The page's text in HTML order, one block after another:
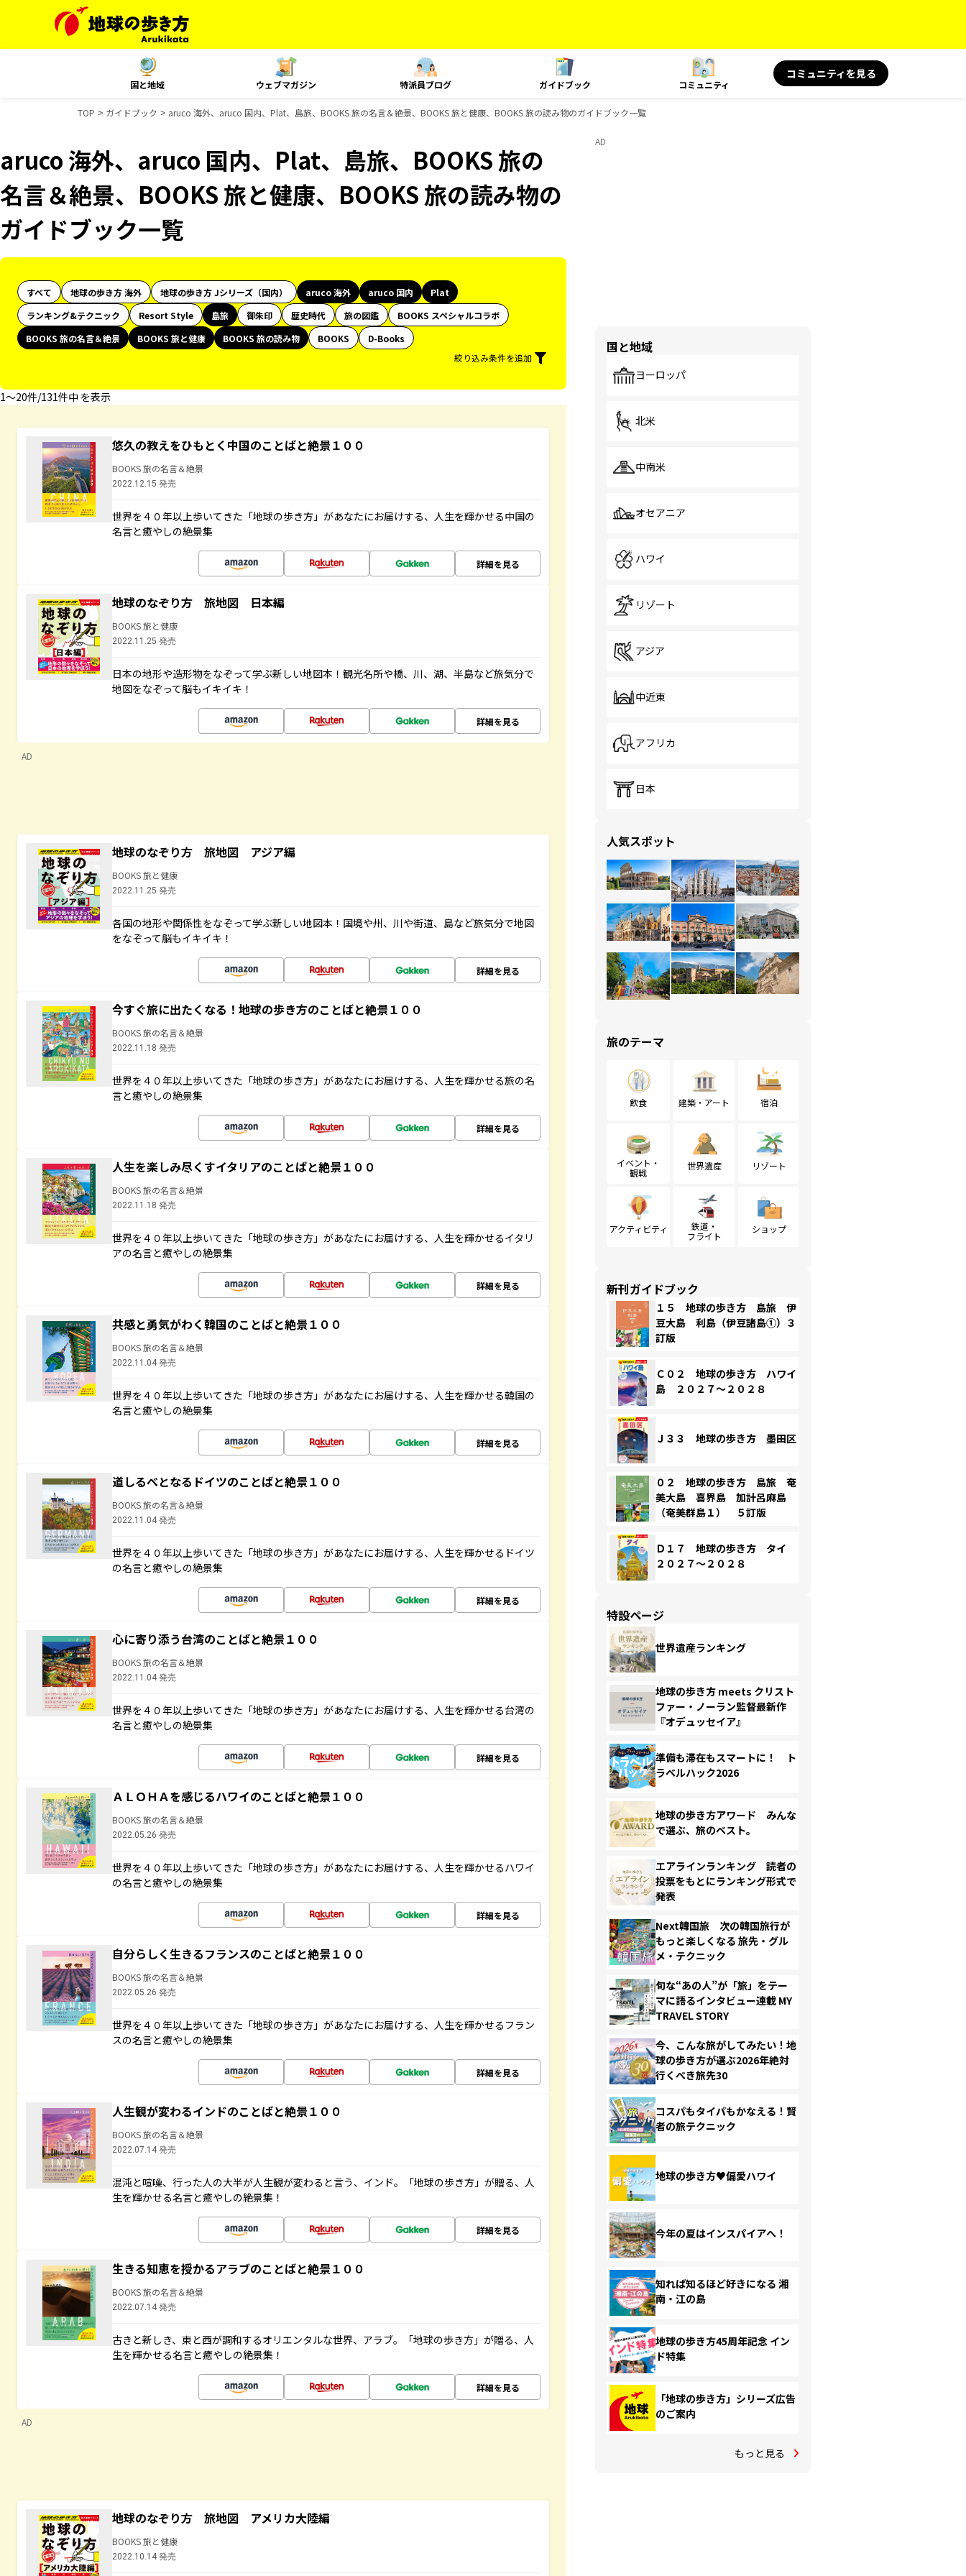
国と地域 ウェブマガジン 特派員ブログ ガイドブック コミュニティ
コミュニティを見る
TOP ガイドブック aruco 海外、aruco 国内、Plat、島旅、BOOKS 旅の名言＆絶景、BOOKS 旅と健康、BOOKS 旅の読み物のガイドブック一覧
aruco 海外、aruco 国内、Plat、島旅、BOOKS 旅の
名言＆絶景、BOOKS 旅と健康、BOOKS 旅の読み物の
ガイドブック一覧
すべて 地球の歩き方 海外 地球の歩き方 Jシリーズ（国内） aruco 海外 aruco 国内
Plat
ランキング&テクニック
Resort Style 島旅 御朱印 歴史時代 旅の図鑑
BOOKS スペシャルコラボ
BOOKS 旅の名言＆絶景
BOOKS 旅と健康 BOOKS 旅の読み物 BOOKS
D-Books
絞り込み条件を追加
1〜20件/131件中 を表示
悠久の教えをひもとく中国のことばと絶景１００
BOOKS 旅の名言＆絶景
2022.12.15 発売
世界を４０年以上歩いてきた「地球の歩き方」があなたにお届けする、人生を輝かせる中国の
名言と癒やしの絶景集
詳細を見る
地球のなぞり方 旅地図 日本編
BOOKS 旅と健康
2022.11.25 発売
日本の地形や造形物をなぞって学ぶ新しい地図本！観光名所や橋、川、湖、半島など旅気分で
地図をなぞって脳もイキイキ！
詳細を見る
AD
地球のなぞり方 旅地図 アジア編
BOOKS 旅と健康
2022.11.25 発売
各国の地形や関係性をなぞって学ぶ新しい地図本！国境や州、川や街道、島など旅気分で地図
をなぞって脳もイキイキ！
詳細を見る
今すぐ旅に出たくなる！地球の歩き方のことばと絶景１００
BOOKS 旅の名言＆絶景
2022.11.18 発売
世界を４０年以上歩いてきた「地球の歩き方」があなたにお届けする、人生を輝かせる旅の名
言と癒やしの絶景集
詳細を見る
人生を楽しみ尽くすイタリアのことばと絶景１００
BOOKS 旅の名言＆絶景
2022.11.18 発売
世界を４０年以上歩いてきた「地球の歩き方」があなたにお届けする、人生を輝かせるイタリ
アの名言と癒やしの絶景集
詳細を見る
共感と勇気がわく韓国のことばと絶景１００
BOOKS 旅の名言＆絶景
2022.11.04 発売
世界を４０年以上歩いてきた「地球の歩き方」があなたにお届けする、人生を輝かせる韓国の
名言と癒やしの絶景集
詳細を見る
道しるべとなるドイツのことばと絶景１００
BOOKS 旅の名言＆絶景
2022.11.04 発売
世界を４０年以上歩いてきた「地球の歩き方」があなたにお届けする、人生を輝かせるドイツ
の名言と癒やしの絶景集
詳細を見る
心に寄り添う台湾のことばと絶景１００
BOOKS 旅の名言＆絶景
2022.11.04 発売
世界を４０年以上歩いてきた「地球の歩き方」があなたにお届けする、人生を輝かせる台湾の
名言と癒やしの絶景集
詳細を見る
ＡＬＯＨＡを感じるハワイのことばと絶景１００
BOOKS 旅の名言＆絶景
2022.05.26 発売
世界を４０年以上歩いてきた「地球の歩き方」があなたにお届けする、人生を輝かせるハワイ
の名言と癒やしの絶景集
詳細を見る
自分らしく生きるフランスのことばと絶景１００
BOOKS 旅の名言＆絶景
2022.05.26 発売
世界を４０年以上歩いてきた「地球の歩き方」があなたにお届けする、人生を輝かせるフラン
スの名言と癒やしの絶景集
詳細を見る
人生観が変わるインドのことばと絶景１００
BOOKS 旅の名言＆絶景
2022.07.14 発売
混沌と喧噪、行った人の大半が人生観が変わると言う、インド。「地球の歩き方」が贈る、人
生を輝かせる名言と癒やしの絶景集！
詳細を見る
生きる知恵を授かるアラブのことばと絶景１００
BOOKS 旅の名言＆絶景
2022.07.14 発売
古きと新しき、東と西が調和するオリエンタルな世界、アラブ。「地球の歩き方」が贈る、人
生を輝かせる名言と癒やしの絶景集！
詳細を見る
AD
地球のなぞり方 旅地図 アメリカ大陸編
BOOKS 旅と健康
2022.10.14 発売
AD
国と地域
ヨーロッパ
北米
中南米
オセアニア
ハワイ
リゾート
アジア
中近東
アフリカ
日本
人気スポット
旅のテーマ
飲食 建築・アート 宿泊
イベント・
観戦
世界遺産 リゾート
アクティビティ
鉄道・
フライト
ショップ
新刊ガイドブック
１５ 地球の歩き方 島旅 伊
豆大島 利島（伊豆諸島①）３
訂版
Ｃ０２ 地球の歩き方 ハワイ
島 ２０２７～２０２８
Ｊ３３ 地球の歩き方 墨田区
０２ 地球の歩き方 島旅 奄
美大島 喜界島 加計呂麻島
（奄美群島１） ５訂版
Ｄ１７ 地球の歩き方 タイ
２０２７～２０２８
特設ページ
世界遺産ランキング
地球の歩き方 meets クリスト
ファー・ノーラン監督最新作
『オデュッセイア』
準備も滞在もスマートに！ ト
ラベルハック2026
地球の歩き方アワード みんな
で選ぶ、旅のベスト。
エアラインランキング 読者の
投票をもとにランキング形式で
発表
Next韓国旅 次の韓国旅行が
もっと楽しくなる 旅先・グル
メ・テクニック
旬な“あの人”が「旅」をテー
マに語るインタビュー連載 MY
TRAVEL STORY
今、こんな旅がしてみたい！地
球の歩き方が選ぶ2026年絶対
行くべき旅先30
コスパもタイパもかなえる！賢
者の旅テクニック
地球の歩き方♥偏愛ハワイ
今年の夏はインスパイアへ！
知れば知るほど好きになる 湘
南・江の島
地球の歩き方45周年記念 イン
ド特集
「地球の歩き方」シリーズ広告
のご案内
もっと見る